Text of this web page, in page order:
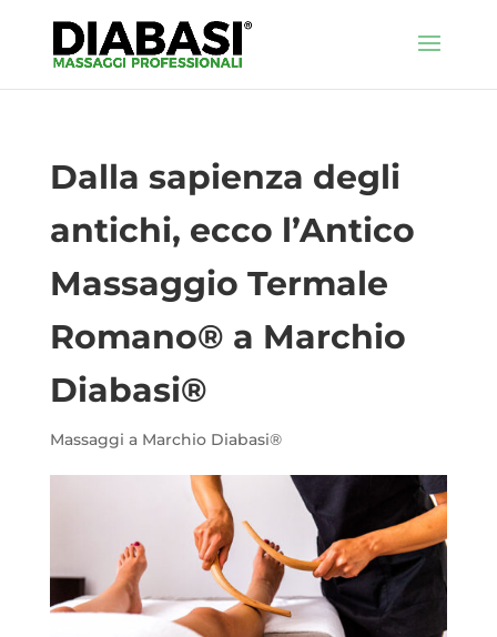
Dalla sapienza degli
antichi, ecco l’Antico
Massaggio Termale
Romano® a Marchio
Diabasi®
Massaggi a Marchio Diabasi®